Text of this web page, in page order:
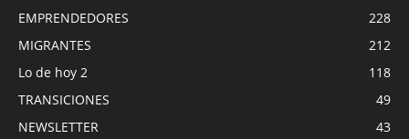
EMPRENDEDORES
228
MIGRANTES
212
Lo de hoy 2
118
TRANSICIONES
49
NEWSLETTER
43